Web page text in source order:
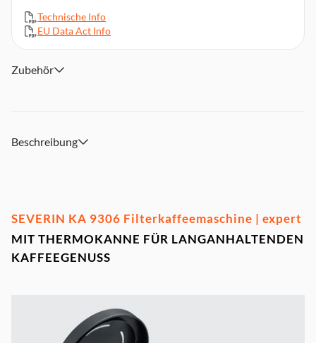
Ein-Aus-Taster mit Kontrollleuchte
Gewicht: 2 kg
Gerätemaße (HxBxT): ca. 24 x 22 x 35,5 cm
Technische Info
EU Data Act Info
Zubehör
Beschreibung
SEVERIN KA 9306 Filterkaffeemaschine | expert
MIT THERMOKANNE FÜR LANGANHALTENDEN
KAFFEEGENUSS